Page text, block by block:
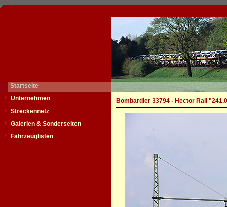
Startseite
Unternehmen
Streckennetz
Galerien & Sonderseiten
Fahrzeuglisten
Bombardier 33794 - Hector Rail